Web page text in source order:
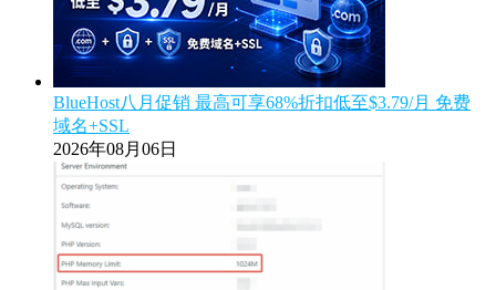
BlueHost八月促销 最高可享68%折扣低至$3.79/月 免费
域名+SSL
2026年08月06日